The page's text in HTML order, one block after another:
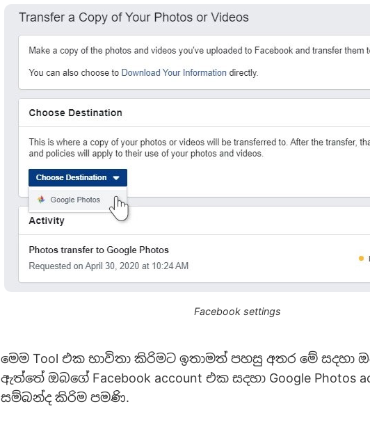
Facebook settings
මෙම Tool එක භාවිතා කිරිමට ඉතාමත් පහසු අතර මේ සදහා
ඇත්තේ ඔබගේ Facebook account එක සදහා Google Photos
සම්බන්ද කිරිම පමණි.